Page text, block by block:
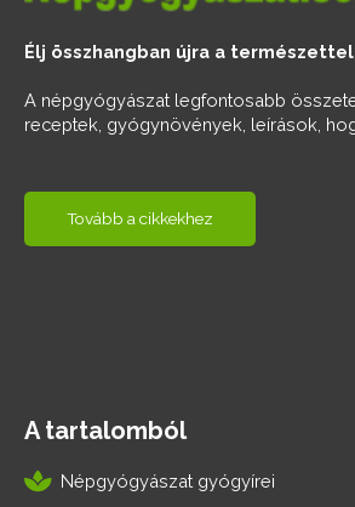
Élj összhangban újra a
A népgyógyászat legfontosabb
receptek, gyógynövények, leírások,
Tovább a cikkekhez
A tartalomból
Népgyógyászat gyógyírei